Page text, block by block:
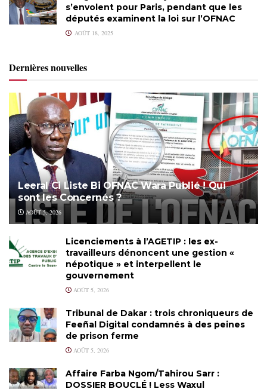
s’envolent pour Paris, pendant que les
députés examinent la loi sur l’OFNAC
AOÛT 18, 2025
Dernières nouvelles
Leeral Ci Liste Bi OFNAC Wara Publié ! Qui
sont les Concernés ?
AOÛT 5, 2026
Licenciements à l’AGETIP : les ex-
travailleurs dénoncent une gestion «
népotique » et interpellent le
gouvernement
AOÛT 5, 2026
Tribunal de Dakar : trois chroniqueurs de
Feeñal Digital condamnés à des peines
de prison ferme
AOÛT 5, 2026
Affaire Farba Ngom/Tahirou Sarr :
DOSSIER BOUCLÉ ! Less Waxul